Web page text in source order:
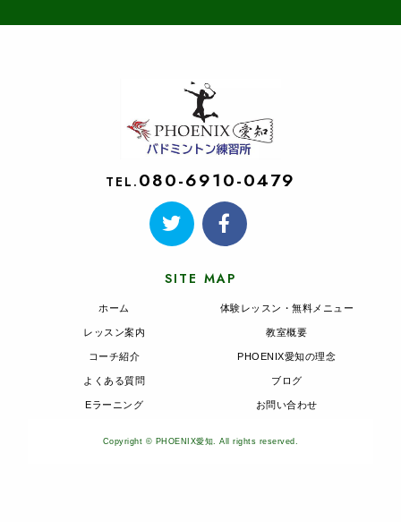
TEL. 080-6910-0479
SITE MAP
ホーム
レッスン案内
コーチ紹介
よくある質問
Eラーニング
体験レッスン・無料メニュー
教室概要
PHOENIX愛知の理念
ブログ
お問い合わせ
Copyright © PHOENIX愛知. All rights reserved.